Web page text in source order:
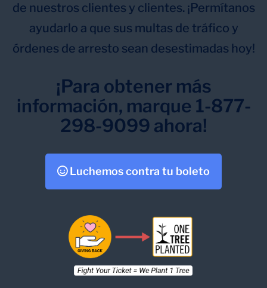
de nuestros clientes y clientes. ¡Permítanos
ayudarlo a que sus multas de tráfico y
órdenes de arresto sean desestimadas hoy!
¡Para obtener más
información, marque 1-877-
298-9099 ahora!
Luchemos contra tu boleto